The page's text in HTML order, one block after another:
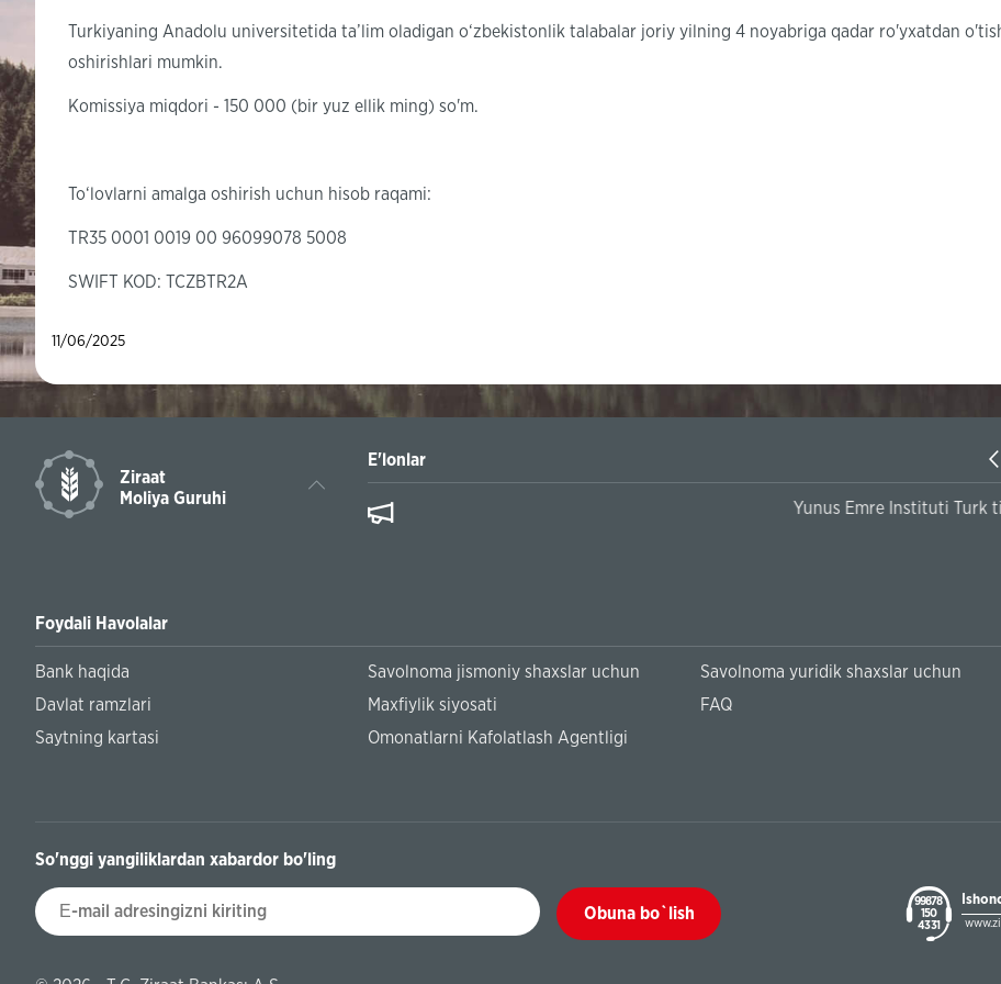
Turkiyaning Anadolu universitetida ta’lim oladigan o‘zbekistonlik talabalar joriy yilning 4 noyabriga qadar ro'yxatdan
oshirishlari mumkin.
Komissiya miqdori - 150 000 (bir yuz ellik ming) so'm.
To‘lovlarni amalga oshirish uchun hisob raqami:
TR35 0001 0019 00 96099078 5008
SWIFT KOD: TCZBTR2A
11/06/2025
Ziraat
Moliya Guruhi
E'lonlar
Yunus Emre Instituti Turk tili imtihoni to‘lovlari qabul qilinmoqda.
Foydali Havolalar
Bank haqida Savolnoma jismoniy shaxslar uchun
Savolnoma yuridik shaxslar uchun
Davlat ramzlari
Maxfiylik siyosati
FAQ
Saytning kartasi
Omonatlarni Kafolatlash Agentligi
So'nggi yangiliklardan xabardor bo'ling
Obuna bo`lish
99878
150
43 31